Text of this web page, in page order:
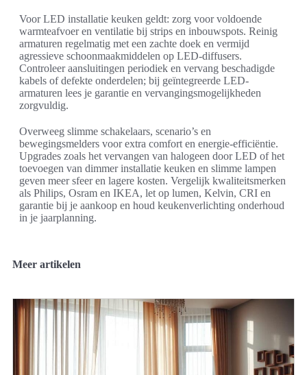
Voor LED installatie keuken geldt: zorg voor voldoende
warmteafvoer en ventilatie bij strips en inbouwspots. Reinig
armaturen regelmatig met een zachte doek en vermijd
agressieve schoonmaakmiddelen op LED-diffusers.
Controleer aansluitingen periodiek en vervang beschadigde
kabels of defekte onderdelen; bij geïntegreerde LED-
armaturen lees je garantie en vervangingsmogelijkheden
zorgvuldig.
Overweeg slimme schakelaars, scenario’s en
bewegingsmelders voor extra comfort en energie-efficiëntie.
Upgrades zoals het vervangen van halogeen door LED of het
toevoegen van dimmer installatie keuken en slimme lampen
geven meer sfeer en lagere kosten. Vergelijk kwaliteitsmerken
als Philips, Osram en IKEA, let op lumen, Kelvin, CRI en
garantie bij je aankoop en houd keukenverlichting onderhoud
in je jaarplanning.
Meer artikelen